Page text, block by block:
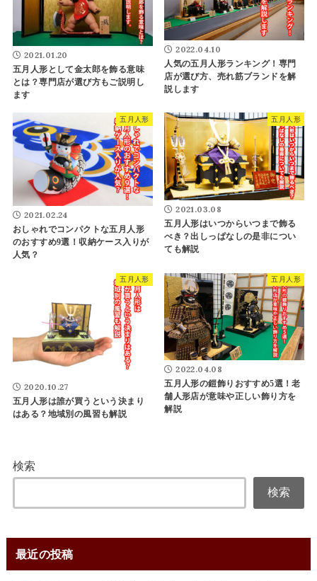
2021.01.20
五月人形として金太郎を飾る意味
とは？専門店が選び方もご説明し
ます
2022.04.10
人気の五月人形ランキング！専門
店が選び方、売れ筋ブランドを解
説します
五月人形
2021.02.24
おしゃれでコンパクトな五月人形
のおすすめ9選！収納ケース入りが
人気？
五月人形
2021.03.08
五月人形はいつからいつまで飾る
べき？出しっぱなしの是非につい
ても解説
五月人形
2020.10.27
五月人形は誰が買うという決まり
はある？地域別の風習も解説
五月人形
2022.04.08
五月人形の鎧飾りおすすめ5選！老
舗人形店が意味や正しい飾り方を
解説
検索
検索
最近の投稿